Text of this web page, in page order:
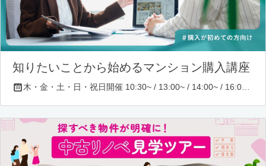
知りたいことから始めるマンション購入講座
木・金・土・日・祝日開催 10:30~ / 13:00~ / 14:00~ / 16:00~ / 17:00~/ 18:30~/ 19:30~